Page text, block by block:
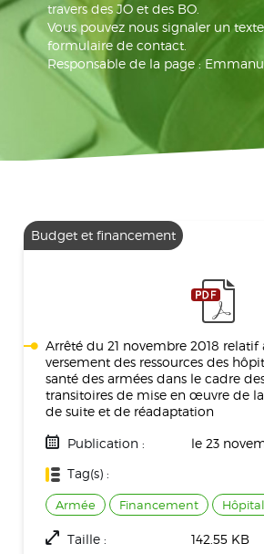
travers des JO et des BO.
Vous pouvez nous signaler un
formulaire de contact.
Responsable de la page :
Budget et financement
Arrêté du 21 novembre 2018
versement des ressources des
santé des armées dans le cadre
transitoires de mise en œuvre de
de suite et de réadaptation
Publication :
le 23
Tag(s) :
Armée Financement Hôpital
Taille : 142.55 KB